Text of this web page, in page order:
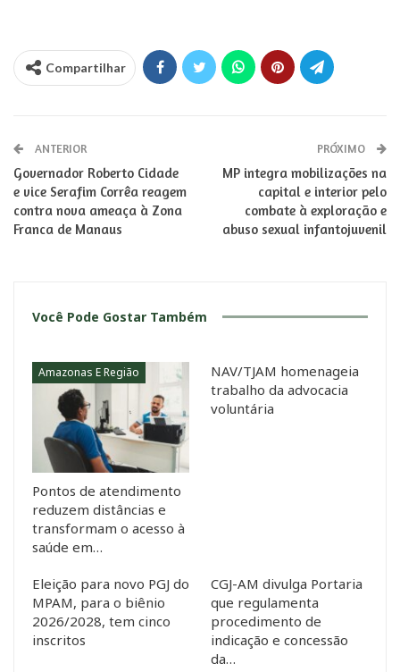
Compartilhar
ANTERIOR
Governador Roberto Cidade
e vice Serafim Corrêa reagem
contra nova ameaça à Zona
Franca de Manaus
PRÓXIMO
MP integra mobilizações na
capital e interior pelo
combate à exploração e
abuso sexual infantojuvenil
Você Pode Gostar Também
Amazonas E Região
Pontos de atendimento
reduzem distâncias e
transformam o acesso à
saúde em…
NAV/TJAM homenageia
trabalho da advocacia
voluntária
Eleição para novo PGJ do
MPAM, para o biênio
2026/2028, tem cinco
inscritos
CGJ-AM divulga Portaria
que regulamenta
procedimento de
indicação e concessão
da…